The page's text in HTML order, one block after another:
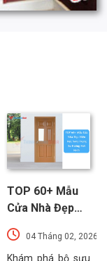
TOP 60+ Mẫu
Cửa Nhà Đẹp
Hiện Đại, Sang
Trọng Xu
04 Tháng 02, 2026
Khám phá bộ sưu